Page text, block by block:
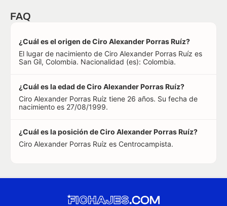
FAQ
¿Cuál es el origen de Ciro Alexander Porras Ruíz?
El lugar de nacimiento de Ciro Alexander Porras Ruíz es
San Gíl, Colombia. Nacionalidad (es): Colombia.
¿Cuál es la edad de Ciro Alexander Porras Ruíz?
Ciro Alexander Porras Ruíz tiene 26 años. Su fecha de
nacimiento es 27/08/1999.
¿Cuál es la posición de Ciro Alexander Porras Ruíz?
Ciro Alexander Porras Ruíz es Centrocampista.